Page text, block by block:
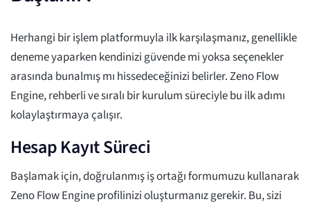
Herhangi bir işlem platformuyla ilk karşılaşmanız, genellikle
deneme yaparken kendinizi güvende mi yoksa seçenekler
arasında bunalmış mı hissedeceğinizi belirler. Zeno Flow
Engine, rehberli ve sıralı bir kurulum süreciyle bu ilk adımı
kolaylaştırmaya çalışır.
Hesap Kayıt Süreci
Başlamak için, doğrulanmış iş ortağı formumuzu kullanarak
Zeno Flow Engine profilinizi oluşturmanız gerekir. Bu, sizi